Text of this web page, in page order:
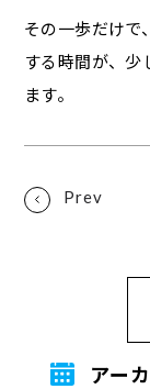
その一歩だけで
する時間が、少
ます。
アー